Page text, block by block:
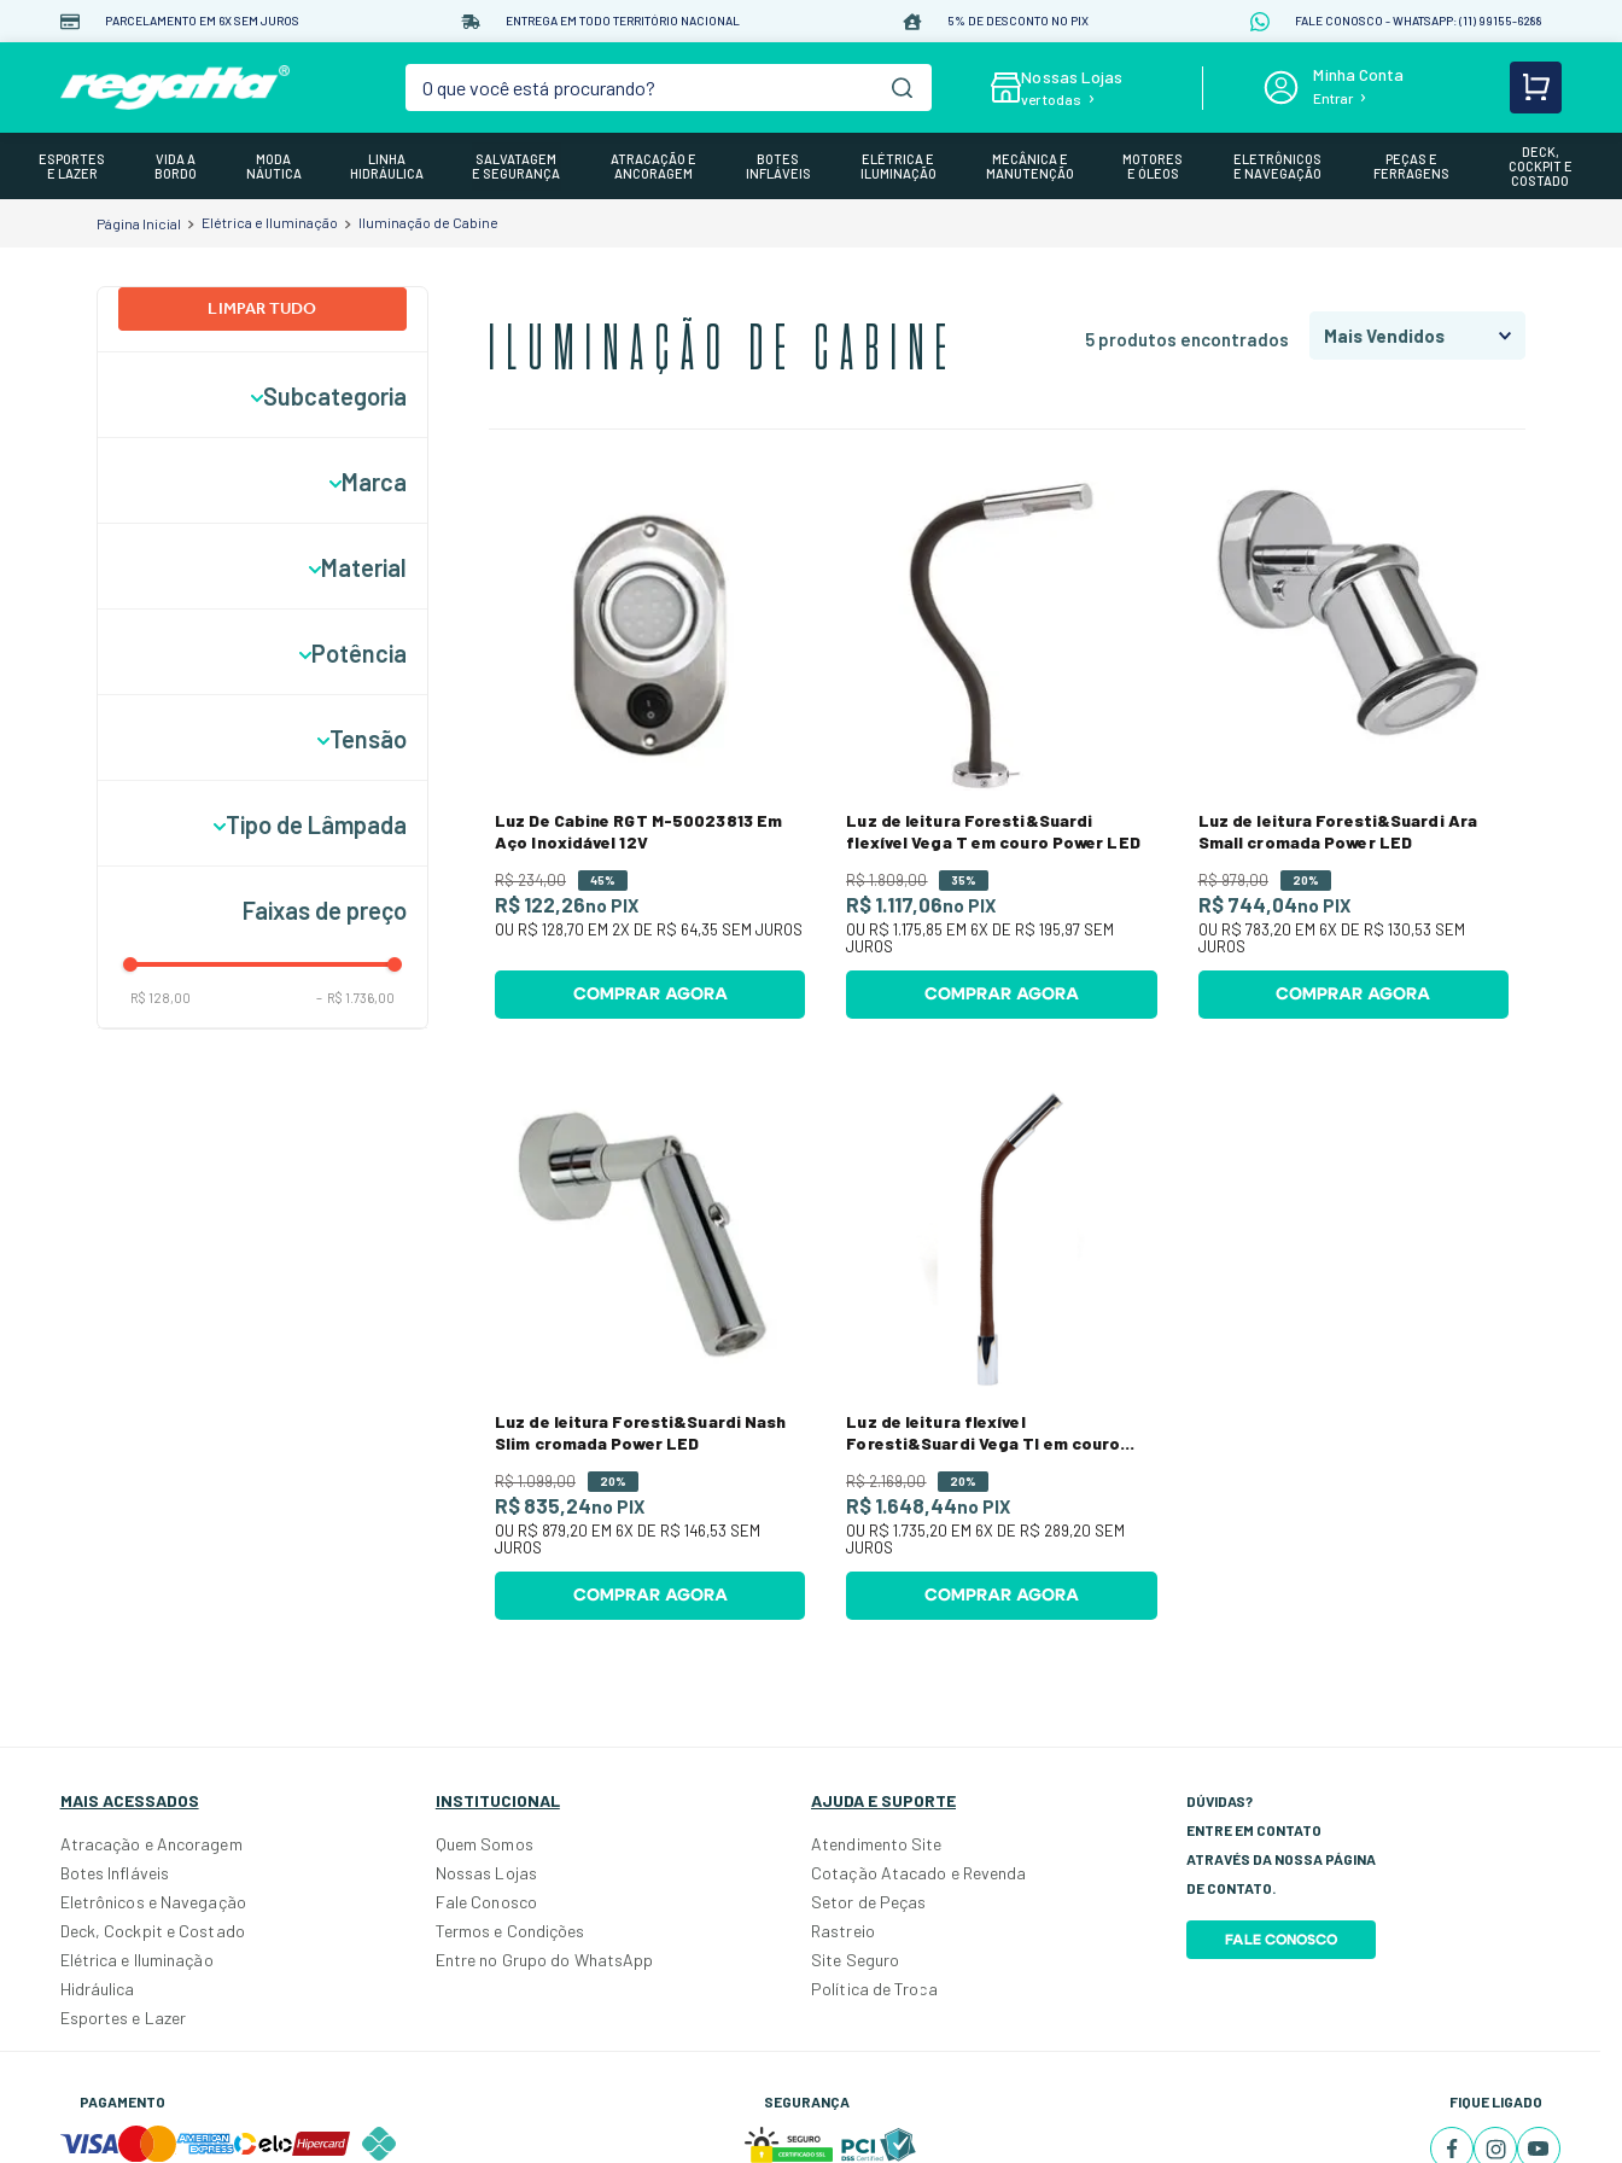
PARCELAMENTO EM 6X SEM JUROS ENTREGA EM TODO TERRITÓRIO NACIONAL 5% DE DESCONTO NO PIX FALE CONOSCO - WHATSAPP: (11) 99155-6288
O que você está procurando? Nossas Lojas
ver todas Entrar
ESPORTES
E LAZER
VIDA A
BORDO
MODA
NÁUTICA
LINHA
HIDRÁULICA
SALVATAGEM
E SEGURANÇA
ATRACAÇÃO E
ANCORAGEM
BOTES
INFLÁVEIS
ELÉTRICA E
ILUMINAÇÃO
MECÂNICA E
MANUTENÇÃO
MOTORES
E ÓLEOS
ELETRÔNICOS
E NAVEGAÇÃO
PEÇAS E
FERRAGENS
DECK,
COCKPIT E
COSTADO
Elétrica e Iluminação Iluminação de Cabine
Subcategoria
Marca
Material
Potência
Tensão
Tipo de Lâmpada
Faixas de preço
R$ 128,00 – R$ 1.736,00
LIMPAR TUDO
ILUMINAÇÃO DE CABINE 5 produtos Mais Vendidos
Luz De Cabine RGT M-50023813 Em
Aço Inoxidável 12V
R$234,00 45%
R$ 122,26no PIX
OU R$ 128,70 EM 2X DE R$ 64,35 SEM JUROS
COMPRAR AGORA
Luz de leitura Foresti&Suardi
flexível Vega T em couro Power LED
R$1.809,00 35%
R$ 1.117,06no PIX
OU R$ 1.175,85 EM 6X DE R$ 195,97 SEM
JUROS
COMPRAR AGORA
Luz de leitura Foresti&Suardi Ara
Small cromada Power LED
R$979,00 20%
R$ 744,04no PIX
OU R$ 783,20 EM 6X DE R$ 130,53 SEM
JUROS
COMPRAR AGORA
Luz de leitura Foresti&Suardi Nash
Slim cromada Power LED
R$1.099,00 20%
R$ 835,24no PIX
OU R$ 879,20 EM 6X DE R$ 146,53 SEM
JUROS
COMPRAR AGORA
Luz de leitura flexível
Foresti&Suardi Vega TI em couro
R$2.169,00 20%
R$ 1.648,44no PIX
OU R$ 1.735,20 EM 6X DE R$ 289,20 SEM
JUROS
COMPRAR AGORA
MAIS ACESSADOS
Atracação e Ancoragem
Botes Infláveis
Eletrônicos e Navegação
Deck, Cockpit e Costado
Elétrica e Iluminação
Hidráulica
Esportes e Lazer
INSTITUCIONAL
Quem Somos
Nossas Lojas
Fale Conosco
Termos e Condições
Entre no Grupo do WhatsApp
AJUDA E SUPORTE
Atendimento Site
Cotação Atacado e Revenda
Setor de Peças
Rastreio
Site Seguro
Política de Troca
DÚVIDAS?
ENTRE EM CONTATO
ATRAVÉS DA NOSSA PÁGINA
DE CONTATO.
FALE CONOSCO
PAGAMENTO SEGURANÇA FIQUE LIGADO